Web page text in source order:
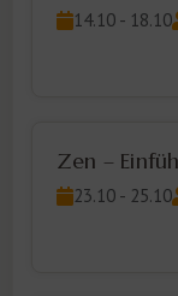
14.10 - 18.10
Zen –
23.10 - 25.10